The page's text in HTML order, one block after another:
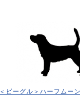
＜ビーグル＞ハーフムー